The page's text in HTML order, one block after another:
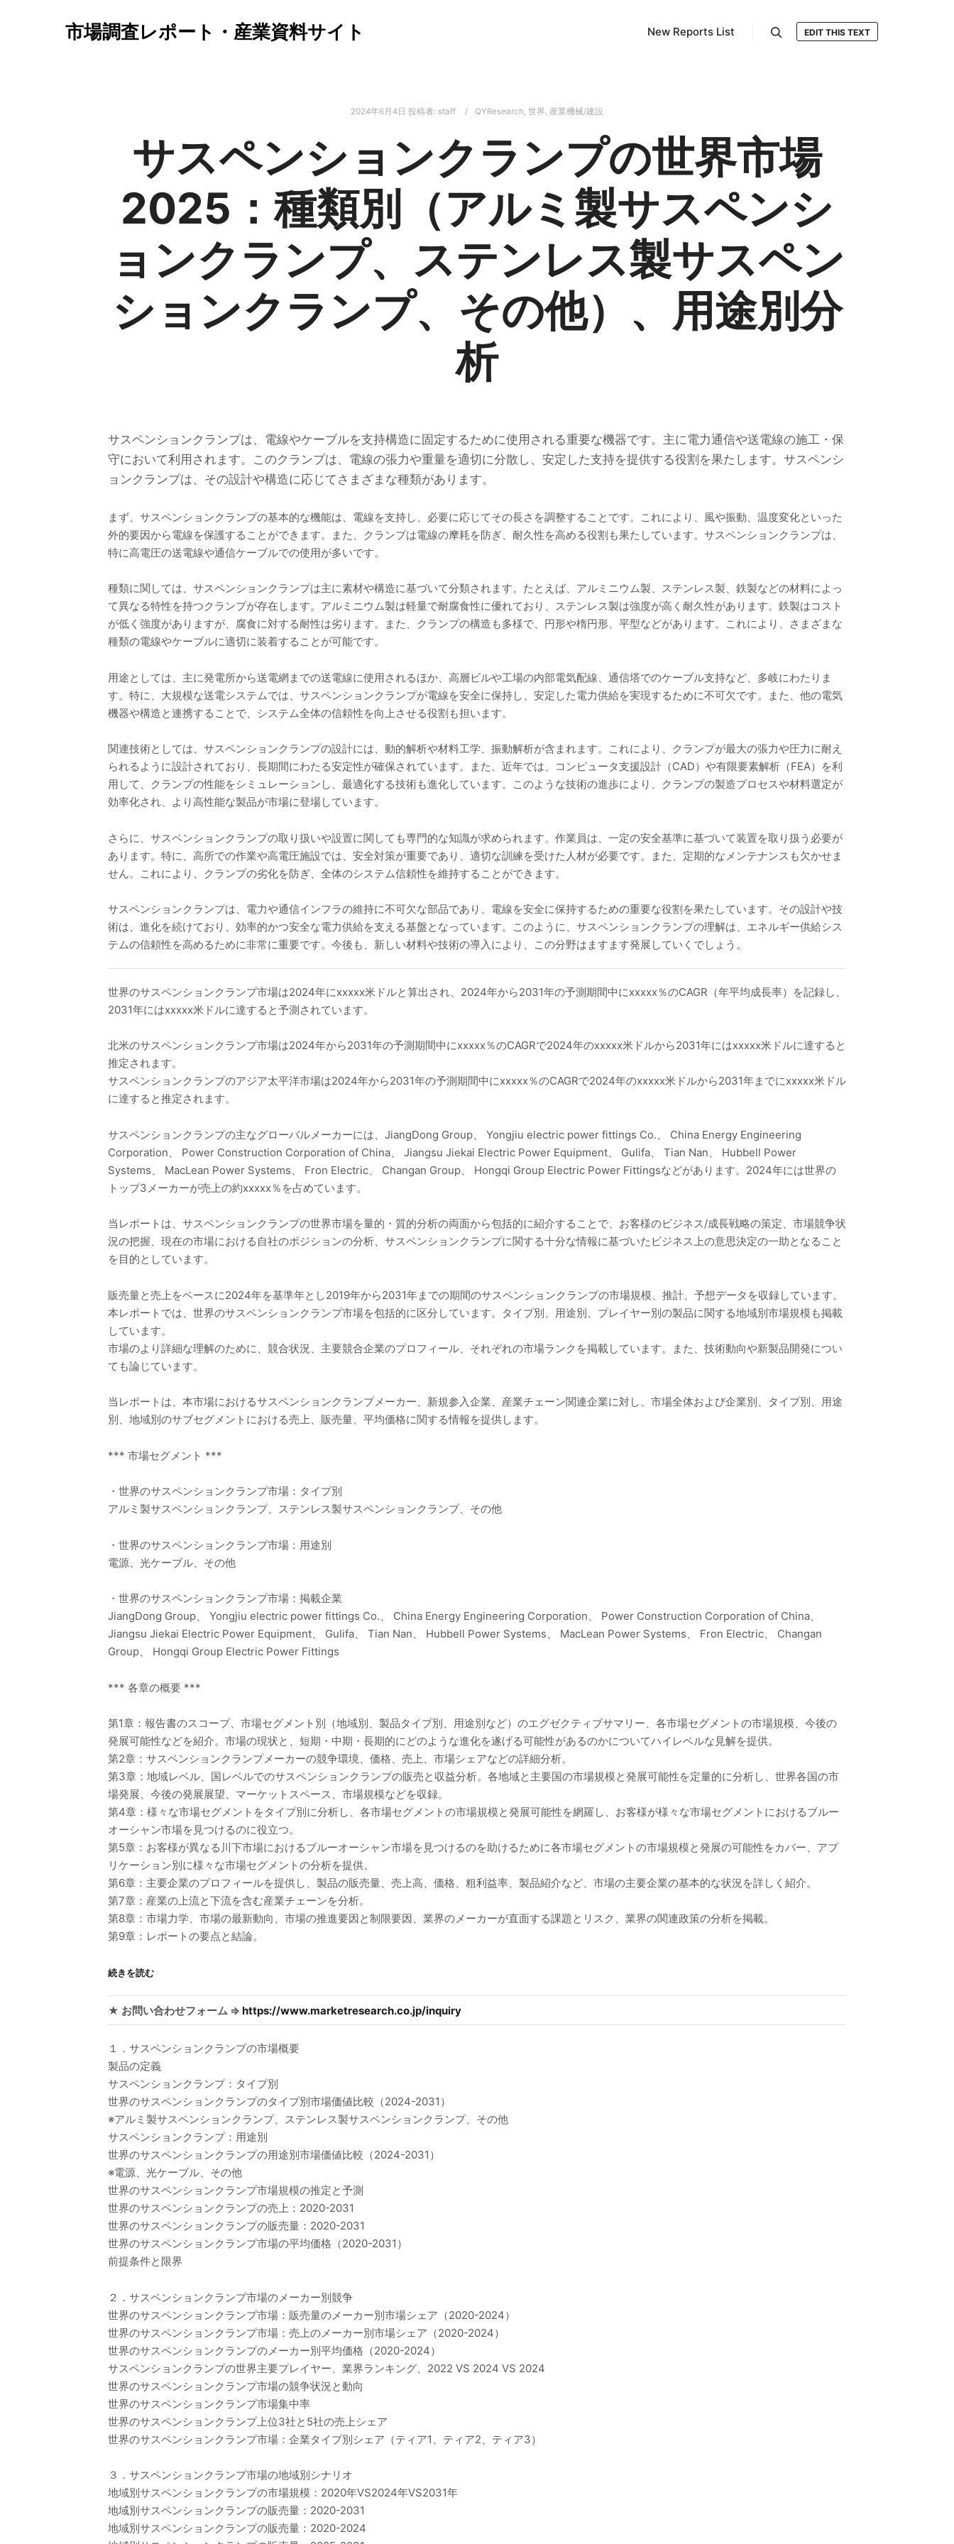
市場調査レポート・産業資料サイト New Reports List EDIT THIS TEXT
2024年6月4日 投稿者: staff QYResearch, 世界, 産業機械/建設
サスペンションクランプの世界市場
2025：種類別（アルミ製サスペンシ
ョンクランプ、ステンレス製サスペン
ションクランプ、その他）、用途別分
析
サスペンションクランプは、電線やケーブルを支持構造に固定するために使用される重要な機器です。主に電力通信や送電線の施工・保
守において利用されます。このクランプは、電線の張力や重量を適切に分散し、安定した支持を提供する役割を果たします。サスペンシ
ョンクランプは、その設計や構造に応じてさまざまな種類があります。
まず、サスペンションクランプの基本的な機能は、電線を支持し、必要に応じてその長さを調整することです。これにより、風や振動、温度変化といった
外的要因から電線を保護することができます。また、クランプは電線の摩耗を防ぎ、耐久性を高める役割も果たしています。サスペンションクランプは、
特に高電圧の送電線や通信ケーブルでの使用が多いです。
種類に関しては、サスペンションクランプは主に素材や構造に基づいて分類されます。たとえば、アルミニウム製、ステンレス製、鉄製などの材料によっ
て異なる特性を持つクランプが存在します。アルミニウム製は軽量で耐腐食性に優れており、ステンレス製は強度が高く耐久性があります。鉄製はコスト
が低く強度がありますが、腐食に対する耐性は劣ります。また、クランプの構造も多様で、円形や楕円形、平型などがあります。これにより、さまざまな
種類の電線やケーブルに適切に装着することが可能です。
用途としては、主に発電所から送電網までの送電線に使用されるほか、高層ビルや工場の内部電気配線、通信塔でのケーブル支持など、多岐にわたりま
す。特に、大規模な送電システムでは、サスペンションクランプが電線を安全に保持し、安定した電力供給を実現するために不可欠です。また、他の電気
機器や構造と連携することで、システム全体の信頼性を向上させる役割も担います。
関連技術としては、サスペンションクランプの設計には、動的解析や材料工学、振動解析が含まれます。これにより、クランプが最大の張力や圧力に耐え
られるように設計されており、長期間にわたる安定性が確保されています。また、近年では、コンピュータ支援設計（CAD）や有限要素解析（FEA）を利
用して、クランプの性能をシミュレーションし、最適化する技術も進化しています。このような技術の進歩により、クランプの製造プロセスや材料選定が
効率化され、より高性能な製品が市場に登場しています。
さらに、サスペンションクランプの取り扱いや設置に関しても専門的な知識が求められます。作業員は、一定の安全基準に基づいて装置を取り扱う必要が
あります。特に、高所での作業や高電圧施設では、安全対策が重要であり、適切な訓練を受けた人材が必要です。また、定期的なメンテナンスも欠かせま
せん。これにより、クランプの劣化を防ぎ、全体のシステム信頼性を維持することができます。
サスペンションクランプは、電力や通信インフラの維持に不可欠な部品であり、電線を安全に保持するための重要な役割を果たしています。その設計や技
術は、進化を続けており、効率的かつ安全な電力供給を支える基盤となっています。このように、サスペンションクランプの理解は、エネルギー供給シス
テムの信頼性を高めるために非常に重要です。今後も、新しい材料や技術の導入により、この分野はますます発展していくでしょう。
世界のサスペンションクランプ市場は2024年にxxxxx米ドルと算出され、2024年から2031年の予測期間中にxxxxx％のCAGR（年平均成長率）を記録し、
2031年にはxxxxx米ドルに達すると予測されています。
北米のサスペンションクランプ市場は2024年から2031年の予測期間中にxxxxx％のCAGRで2024年のxxxxx米ドルから2031年にはxxxxx米ドルに達すると
推定されます。
サスペンションクランプのアジア太平洋市場は2024年から2031年の予測期間中にxxxxx％のCAGRで2024年のxxxxx米ドルから2031年までにxxxxx米ドル
に達すると推定されます。
サスペンションクランプの主なグローバルメーカーには、JiangDong Group、 Yongjiu electric power fittings Co.、 China Energy Engineering
Corporation、 Power Construction Corporation of China、 Jiangsu Jiekai Electric Power Equipment、 Gulifa、 Tian Nan、 Hubbell Power
Systems、 MacLean Power Systems、 Fron Electric、 Changan Group、 Hongqi Group Electric Power Fittingsなどがあります。2024年には世界の
トップ3メーカーが売上の約xxxxx％を占めています。
当レポートは、サスペンションクランプの世界市場を量的・質的分析の両面から包括的に紹介することで、お客様のビジネス/成長戦略の策定、市場競争状
況の把握、現在の市場における自社のポジションの分析、サスペンションクランプに関する十分な情報に基づいたビジネス上の意思決定の一助となること
を目的としています。
販売量と売上をベースに2024年を基準年とし2019年から2031年までの期間のサスペンションクランプの市場規模、推計、予想データを収録しています。
本レポートでは、世界のサスペンションクランプ市場を包括的に区分しています。タイプ別、用途別、プレイヤー別の製品に関する地域別市場規模も掲載
しています。
市場のより詳細な理解のために、競合状況、主要競合企業のプロフィール、それぞれの市場ランクを掲載しています。また、技術動向や新製品開発につい
ても論じています。
当レポートは、本市場におけるサスペンションクランプメーカー、新規参入企業、産業チェーン関連企業に対し、市場全体および企業別、タイプ別、用途
別、地域別のサブセグメントにおける売上、販売量、平均価格に関する情報を提供します。
*** 市場セグメント ***
・世界のサスペンションクランプ市場：タイプ別
アルミ製サスペンションクランプ、ステンレス製サスペンションクランプ、その他
・世界のサスペンションクランプ市場：用途別
電源、光ケーブル、その他
・世界のサスペンションクランプ市場：掲載企業
JiangDong Group、 Yongjiu electric power fittings Co.、 China Energy Engineering Corporation、 Power Construction Corporation of China、
Jiangsu Jiekai Electric Power Equipment、 Gulifa、 Tian Nan、 Hubbell Power Systems、 MacLean Power Systems、 Fron Electric、 Changan
Group、 Hongqi Group Electric Power Fittings
*** 各章の概要 ***
第1章：報告書のスコープ、市場セグメント別（地域別、製品タイプ別、用途別など）のエグゼクティブサマリー、各市場セグメントの市場規模、今後の
発展可能性などを紹介。市場の現状と、短期・中期・長期的にどのような進化を遂げる可能性があるのかについてハイレベルな見解を提供。
第2章：サスペンションクランプメーカーの競争環境、価格、売上、市場シェアなどの詳細分析。
第3章：地域レベル、国レベルでのサスペンションクランプの販売と収益分析。各地域と主要国の市場規模と発展可能性を定量的に分析し、世界各国の市
場発展、今後の発展展望、マーケットスペース、市場規模などを収録。
第4章：様々な市場セグメントをタイプ別に分析し、各市場セグメントの市場規模と発展可能性を網羅し、お客様が様々な市場セグメントにおけるブルー
オーシャン市場を見つけるのに役立つ。
第5章：お客様が異なる川下市場におけるブルーオーシャン市場を見つけるのを助けるために各市場セグメントの市場規模と発展の可能性をカバー、アプ
リケーション別に様々な市場セグメントの分析を提供。
第6章：主要企業のプロフィールを提供し、製品の販売量、売上高、価格、粗利益率、製品紹介など、市場の主要企業の基本的な状況を詳しく紹介。
第7章：産業の上流と下流を含む産業チェーンを分析。
第8章：市場力学、市場の最新動向、市場の推進要因と制限要因、業界のメーカーが直面する課題とリスク、業界の関連政策の分析を掲載。
第9章：レポートの要点と結論。
続きを読む
★ お問い合わせフォーム ⇒ https://www.marketresearch.co.jp/inquiry
１．サスペンションクランプの市場概要
製品の定義
サスペンションクランプ：タイプ別
世界のサスペンションクランプのタイプ別市場価値比較（2024-2031）
※アルミ製サスペンションクランプ、ステンレス製サスペンションクランプ、その他
サスペンションクランプ：用途別
世界のサスペンションクランプの用途別市場価値比較（2024-2031）
※電源、光ケーブル、その他
世界のサスペンションクランプ市場規模の推定と予測
世界のサスペンションクランプの売上：2020-2031
世界のサスペンションクランプの販売量：2020-2031
世界のサスペンションクランプ市場の平均価格（2020-2031）
前提条件と限界
２．サスペンションクランプ市場のメーカー別競争
世界のサスペンションクランプ市場：販売量のメーカー別市場シェア（2020-2024）
世界のサスペンションクランプ市場：売上のメーカー別市場シェア（2020-2024）
世界のサスペンションクランプのメーカー別平均価格（2020-2024）
サスペンションクランプの世界主要プレイヤー、業界ランキング、2022 VS 2024 VS 2024
世界のサスペンションクランプ市場の競争状況と動向
世界のサスペンションクランプ市場集中率
世界のサスペンションクランプ上位3社と5社の売上シェア
世界のサスペンションクランプ市場：企業タイプ別シェア（ティア1、ティア2、ティア3）
３．サスペンションクランプ市場の地域別シナリオ
地域別サスペンションクランプの市場規模：2020年VS2024年VS2031年
地域別サスペンションクランプの販売量：2020-2031
地域別サスペンションクランプの販売量：2020-2024